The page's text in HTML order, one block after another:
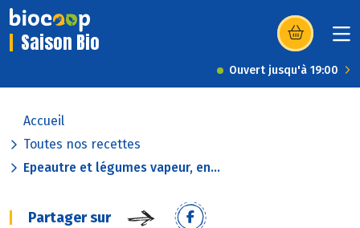
Saison Bio (s’ouvre dans
Ouvert jusqu'à 19:00
Accueil
Toutes nos recettes
Epeautre et légumes vapeur, en...
Partager sur